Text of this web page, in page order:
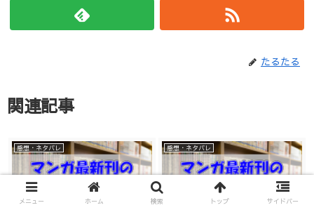
たるたる
関連記事
感想・ネタバレ 感想・ネタバレ
メニュー ホーム 検索 トップ サイドバー